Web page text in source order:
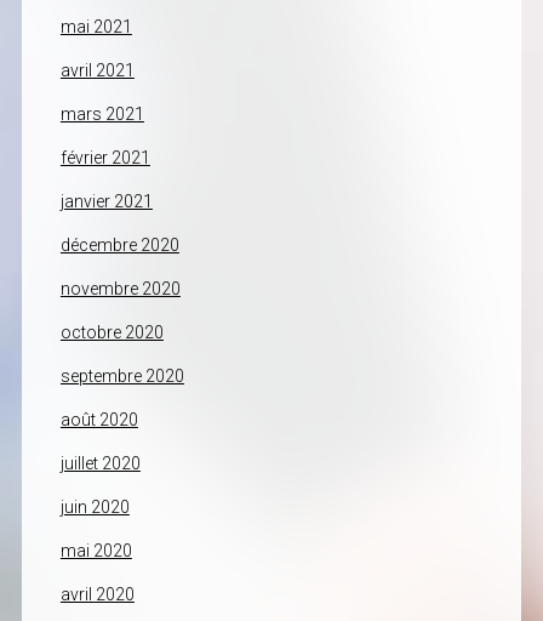
mai 2021
avril 2021
mars 2021
février 2021
janvier 2021
décembre 2020
novembre 2020
octobre 2020
septembre 2020
août 2020
juillet 2020
juin 2020
mai 2020
avril 2020